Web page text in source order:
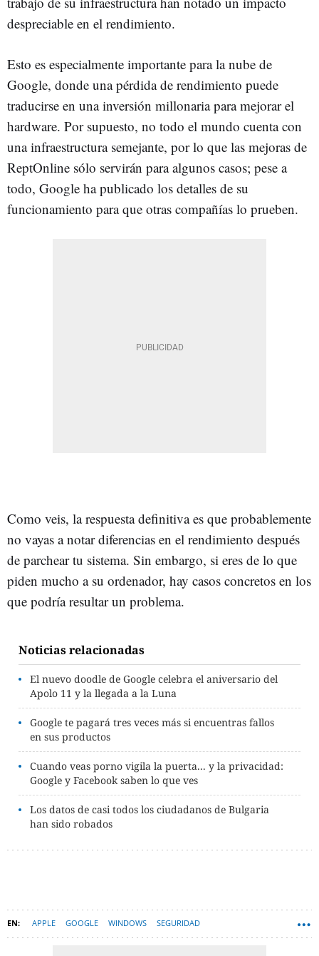
despreciable en el rendimiento.
Esto es especialmente importante para la nube de
Google, donde una pérdida de rendimiento puede
traducirse en una inversión millonaria para mejorar el
hardware. Por supuesto, no todo el mundo cuenta con
una infraestructura semejante, por lo que las mejoras de
ReptOnline sólo servirán para algunos casos; pese a
todo, Google ha publicado los detalles de su
funcionamiento para que otras compañías lo prueben.
Como veis, la respuesta definitiva es que probablemente
no vayas a notar diferencias en el rendimiento después
de parchear tu sistema. Sin embargo, si eres de lo que
piden mucho a su ordenador, hay casos concretos en los
que podría resultar un problema.
Noticias relacionadas
El nuevo doodle de Google celebra el aniversario del
Apolo 11 y la llegada a la Luna
Google te pagará tres veces más si encuentras fallos
en sus productos
Cuando veas porno vigila la puerta... y la privacidad:
Google y Facebook saben lo que ves
Los datos de casi todos los ciudadanos de Bulgaria
han sido robados
APPLE GOOGLE WINDOWS SEGURIDAD